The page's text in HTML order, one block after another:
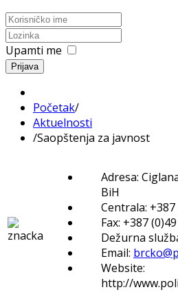
Upamti me
Prijava
Početak/
Aktuelnosti
/Saopštenja za javnost
Adresa:
BiH
Centrala: +387
Fax: +387
Dežurna
Email:
Website:
http://